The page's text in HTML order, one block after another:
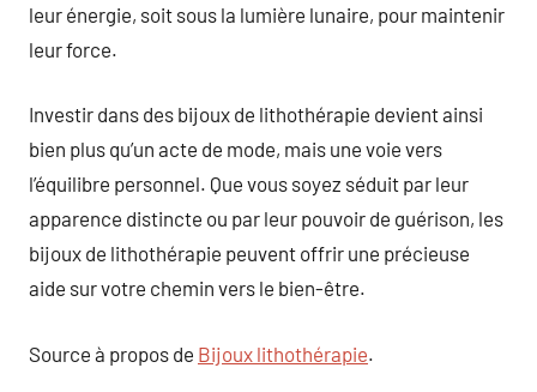
leur énergie, soit sous la lumière lunaire, pour maintenir
leur force.
Investir dans des bijoux de lithothérapie devient ainsi
bien plus qu’un acte de mode, mais une voie vers
l’équilibre personnel. Que vous soyez séduit par leur
apparence distincte ou par leur pouvoir de guérison, les
bijoux de lithothérapie peuvent offrir une précieuse
aide sur votre chemin vers le bien-être.
Source à propos de Bijoux lithothérapie.